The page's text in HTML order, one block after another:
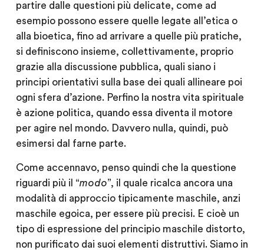
partire dalle questioni più delicate, come ad
esempio possono essere quelle legate all’etica o
alla bioetica, fino ad arrivare a quelle più pratiche,
si definiscono insieme, collettivamente, proprio
grazie alla discussione pubblica, quali siano i
principi orientativi sulla base dei quali allineare poi
ogni sfera d’azione. Perfino la nostra vita spirituale
è azione politica, quando essa diventa il motore
per agire nel mondo. Davvero nulla, quindi, può
esimersi dal farne parte.
Come accennavo, penso quindi che la questione
riguardi più il “modo”, il quale ricalca ancora una
modalità di approccio tipicamente maschile, anzi
maschile egoica, per essere più precisi. E cioè un
tipo di espressione del principio maschile distorto,
non purificato dai suoi elementi distruttivi. Siamo in